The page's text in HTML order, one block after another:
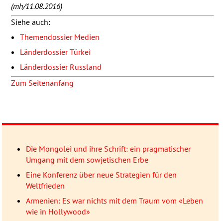
(mh/11.08.2016)
Siehe auch:
Themendossier Medien
Länderdossier Türkei
Länderdossier Russland
Zum Seitenanfang
Die Mongolei und ihre Schrift: ein pragmatischer
Umgang mit dem sowjetischen Erbe
Eine Konferenz über neue Strategien für den
Weltfrieden
Armenien: Es war nichts mit dem Traum vom «Leben
wie in Hollywood»